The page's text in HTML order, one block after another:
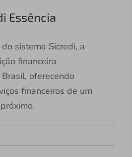
Essência
sistema Sicredi, a
financeira
oferecendo
financeiros de um